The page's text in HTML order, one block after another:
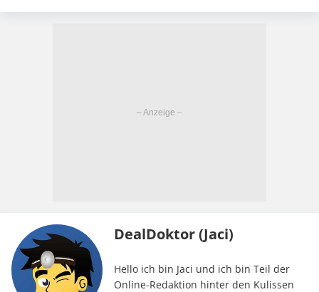
DealDoktor (Jaci)
Hello ich bin Jaci und ich bin Teil der
Online-Redaktion hinter den Kulissen